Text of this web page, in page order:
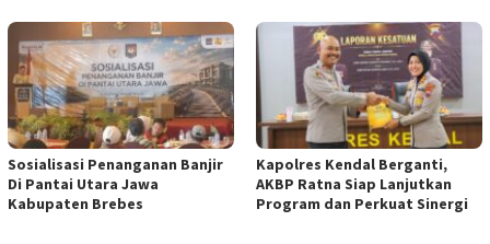
Sosialisasi Penanganan Banjir
Di Pantai Utara Jawa
Kabupaten Brebes
Kapolres Kendal Berganti,
AKBP Ratna Siap Lanjutkan
Program dan Perkuat Sinergi